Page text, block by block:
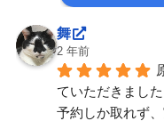
舞
2 年前
ていただきまし
予約しか取れず